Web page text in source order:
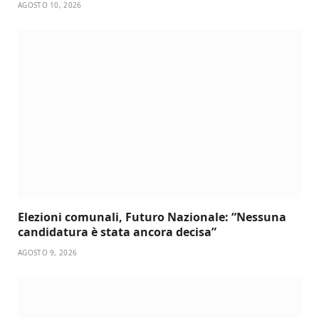
AGOSTO 10, 2026
Elezioni comunali, Futuro Nazionale: “Nessuna
candidatura è stata ancora decisa”
AGOSTO 9, 2026